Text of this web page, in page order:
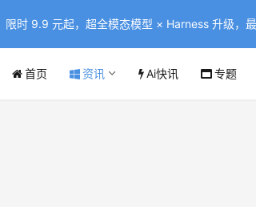
限时 9.9 元起，超全模态模型 × Harness 升级
首页 资讯 Ai快讯 专题